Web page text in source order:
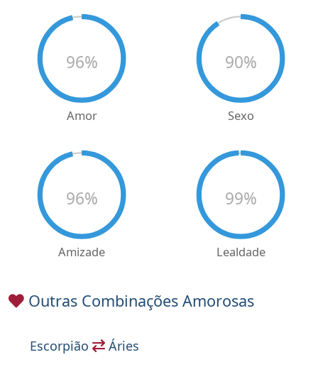
Amor
96%
Sexo
90%
Amizade
96%
Lealdade
99%
Outras Combinações Amorosas
Escorpião
Áries